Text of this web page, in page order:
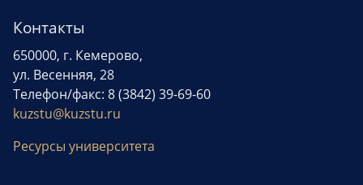
Контакты
650000, г. Кемерово,
ул. Весенняя, 28
Телефон/факс: 8 (3842) 39-69-60
kuzstu@kuzstu.ru
Ресурсы университета